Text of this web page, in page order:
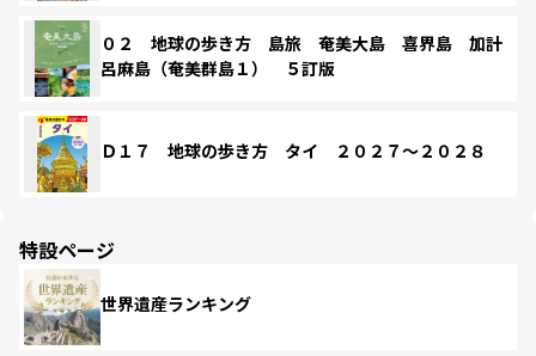
０２ 地球の歩き方 島旅 奄美大島 喜界島 加計
呂麻島（奄美群島１） ５訂版
Ｄ１７ 地球の歩き方 タイ ２０２７～２０２８
特設ページ
世界遺産ランキング